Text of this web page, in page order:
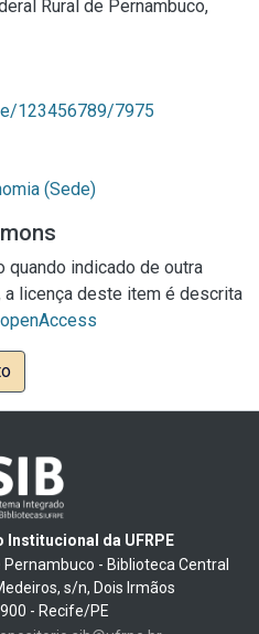
Rural de Pernambuco,
123456789/7975
(Sede)
quando indicado de outra
a licença deste item é descrita
openAccess
da UFRPE
- Biblioteca Central
s/n, Dois Irmãos
- Recife/PE